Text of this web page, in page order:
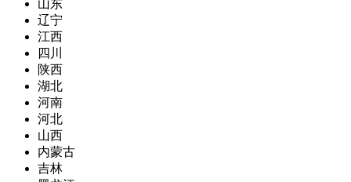
山东
辽宁
江西
四川
陕西
湖北
河南
河北
山西
内蒙古
吉林